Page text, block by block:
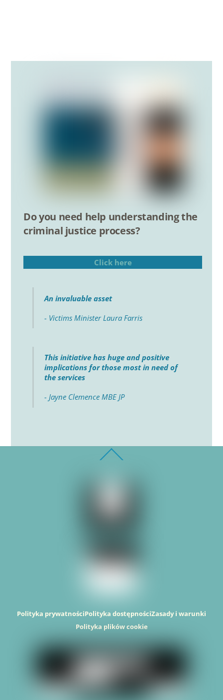
Do you need help understanding the
criminal justice process?
Click here
An invaluable asset
- Victims Minister Laura Farris
This initiative has huge and positive
implications for those most in need of
the services
- Jayne Clemence MBE JP
To
Polityka prywatnościPolityka dostępnościZasady i warunki
Polityka plików cookie